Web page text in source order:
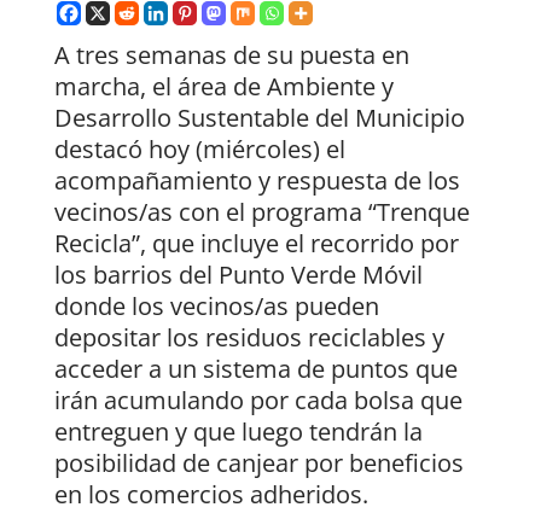
A tres semanas de su puesta en
marcha, el área de Ambiente y
Desarrollo Sustentable del Municipio
destacó hoy (miércoles) el
acompañamiento y respuesta de los
vecinos/as con el programa “Trenque
Recicla”, que incluye el recorrido por
los barrios del Punto Verde Móvil
donde los vecinos/as pueden
depositar los residuos reciclables y
acceder a un sistema de puntos que
irán acumulando por cada bolsa que
entreguen y que luego tendrán la
posibilidad de canjear por beneficios
en los comercios adheridos.